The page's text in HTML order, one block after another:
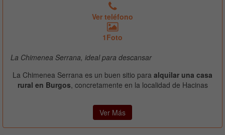
Ver teléfono
1Foto
La Chimenea Serrana, ideal para descansar
La Chimenea Serrana es un buen sitio para alquilar una casa
rural en Burgos, concretamente en la localidad de Hacinas
Ver Más